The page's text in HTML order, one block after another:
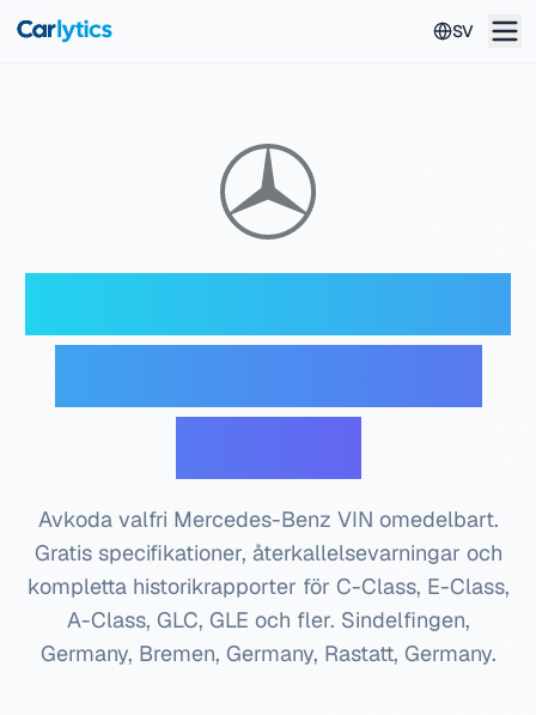
SV
Avkoda valfri Mercedes-Benz VIN omedelbart.
Gratis specifikationer, återkallelsevarningar och
kompletta historikrapporter för C-Class, E-Class,
A-Class, GLC, GLE och fler. Sindelfingen,
Germany, Bremen, Germany, Rastatt, Germany.